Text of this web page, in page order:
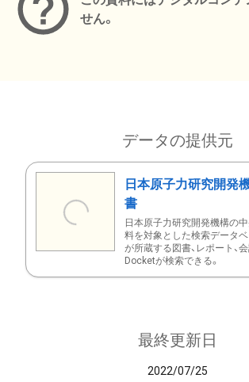
せん。
データの提供元
日本原子力研究開発
書
日本原子力研究開発機構の
料を対象とした検索データ
が所蔵する図書、レポート、会
Docketが検索できる。
最終更新日
2022/07/25